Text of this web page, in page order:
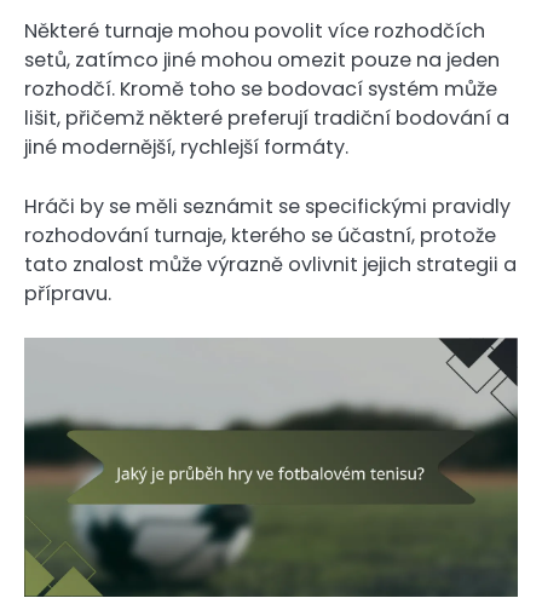
Některé turnaje mohou povolit více rozhodčích
setů, zatímco jiné mohou omezit pouze na jeden
rozhodčí. Kromě toho se bodovací systém může
lišit, přičemž některé preferují tradiční bodování a
jiné modernější, rychlejší formáty.
Hráči by se měli seznámit se specifickými pravidly
rozhodování turnaje, kterého se účastní, protože
tato znalost může výrazně ovlivnit jejich strategii a
přípravu.